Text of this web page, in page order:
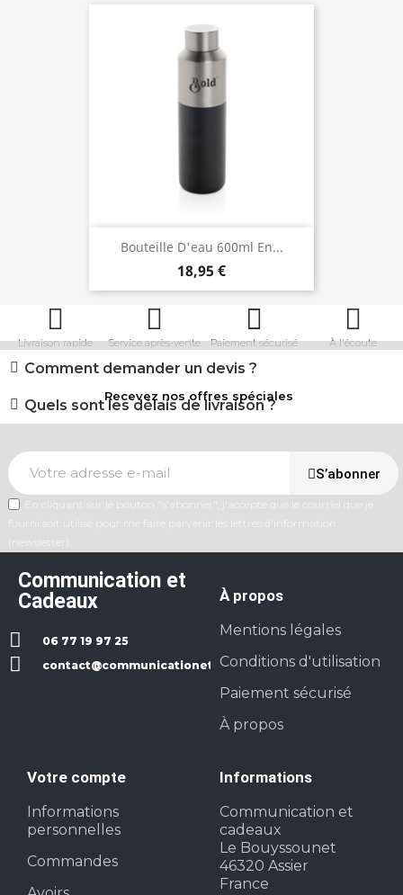
Bouteille D'eau 600ml En...
18,95 €
Livraison rapide Service après-vente Paiement sécurisé À l'écoute
Comment demander un devis ?
Quels sont les délais de livraison ?
Recevez nos offres spéciales
S’abonner
Communication et
Cadeaux
06 77 19 97 25
contact@communicationetcadeaux.fr
À propos
Mentions légales
Conditions d'utilisation
Paiement sécurisé
À propos
Votre compte
Informations
personnelles
Commandes
Informations
Communication et
cadeaux
Le Bouyssounet
46320 Assier
France